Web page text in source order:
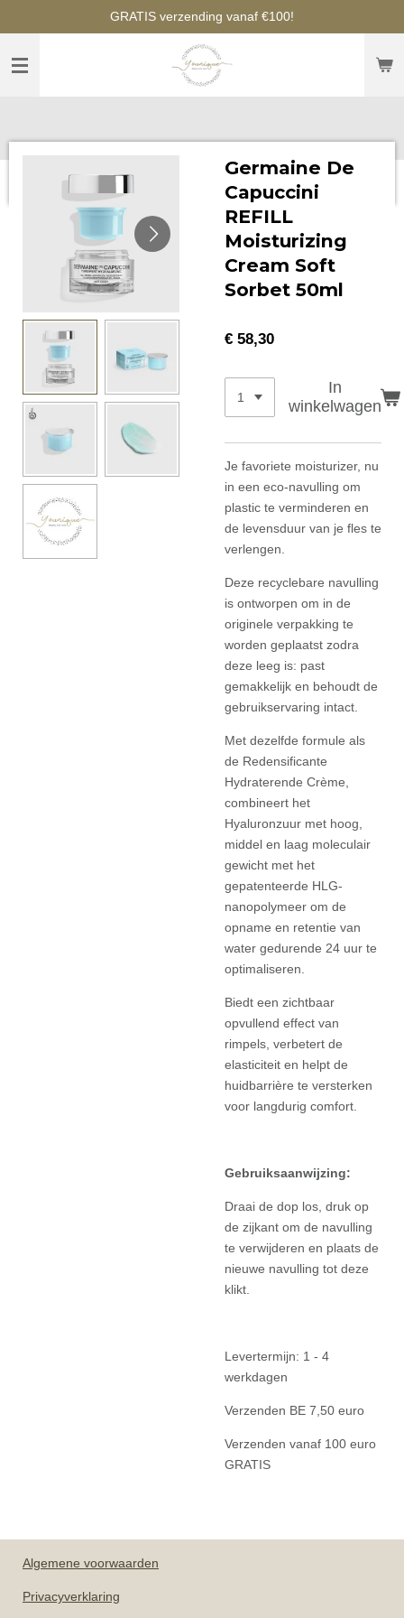
naar
hoofdinhoud
GRATIS verzending vanaf €100!
Germaine De
Capuccini
REFILL
Moisturizing
Cream Soft
Sorbet 50ml
€ 58,30
In
winkelwagen
Je favoriete moisturizer, nu
in een eco-navulling om
plastic te verminderen en
de levensduur van je fles te
verlengen.
Deze recyclebare navulling
is ontworpen om in de
originele verpakking te
worden geplaatst zodra
deze leeg is: past
gemakkelijk en behoudt de
gebruikservaring intact.
Met dezelfde formule als
de Redensificante
Hydraterende Crème,
combineert het
Hyaluronzuur met hoog,
middel en laag moleculair
gewicht met het
gepatenteerde HLG-
nanopolymeer om de
opname en retentie van
water gedurende 24 uur te
optimaliseren.
Biedt een zichtbaar
opvullend effect van
rimpels, verbetert de
elasticiteit en helpt de
huidbarrière te versterken
voor langdurig comfort.
Gebruiksaanwijzing:
Draai de dop los, druk op
de zijkant om de navulling
te verwijderen en plaats de
nieuwe navulling tot deze
klikt.
Levertermijn: 1 - 4
werkdagen
Verzenden BE 7,50 euro
Verzenden vanaf 100 euro
GRATIS
Algemene voorwaarden
Privacyverklaring